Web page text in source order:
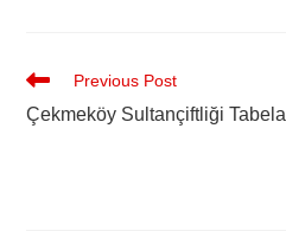
Previous Post
Çekmeköy Sultançiftliği Tabela